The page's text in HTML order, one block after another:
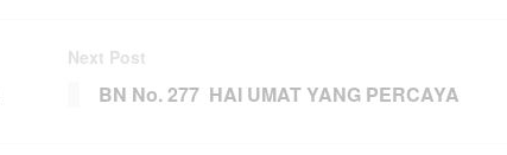
Next Post
BN No. 277 HAI UMAT YANG PERCAYA